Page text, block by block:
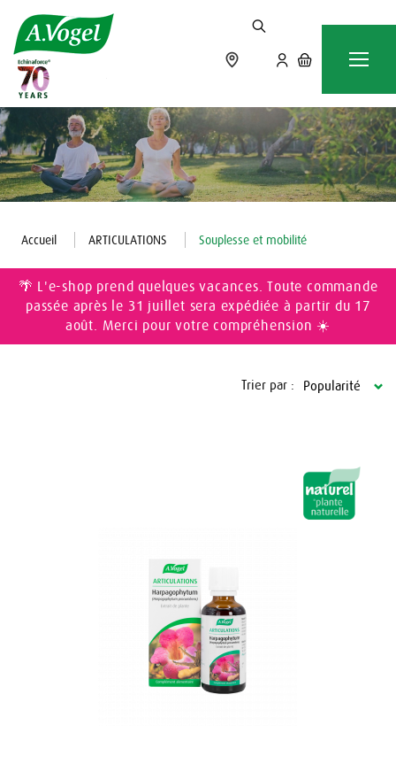
Accueil ARTICULATIONS Souplesse et mobilité
🌴 L'e-shop prend quelques vacances. Toute commande
passée après le 31 juillet sera expédiée à partir du 17
août. Merci pour votre compréhension ☀️
Popularité
Trier par :